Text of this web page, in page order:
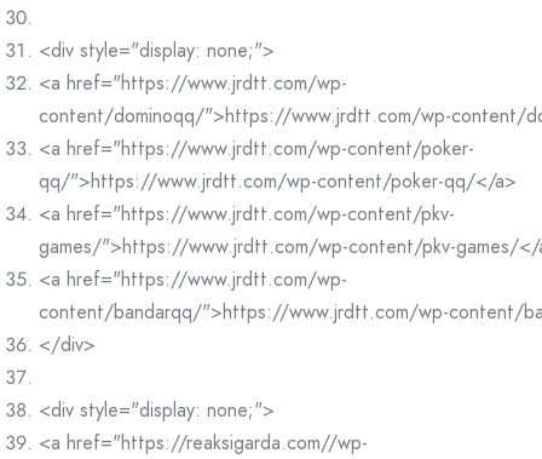
<div style="display: none;">
<a href="https://www.jrdtt.com/wp-
content/dominoqq/">https://www.jrdtt.com/wp-content/
<a href="https://www.jrdtt.com/wp-content/poker-
qq/">https://www.jrdtt.com/wp-content/poker-qq/</a>
<a href="https://www.jrdtt.com/wp-content/pkv-
games/">https://www.jrdtt.com/wp-content/pkv-games/
<a href="https://www.jrdtt.com/wp-
content/bandarqq/">https://www.jrdtt.com/wp-content/
</div>
<div style="display: none;">
<a href="https://reaksigarda.com//wp-